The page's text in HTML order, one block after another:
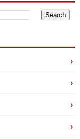
›
›
›
›